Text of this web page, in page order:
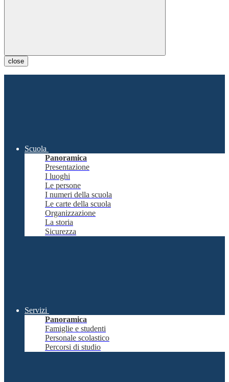
close
Scuola
Panoramica
Presentazione
I luoghi
Le persone
I numeri della scuola
Le carte della scuola
Organizzazione
La storia
Sicurezza
Servizi
Panoramica
Famiglie e studenti
Personale scolastico
Percorsi di studio